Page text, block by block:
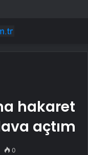
hakaret
açtım
0